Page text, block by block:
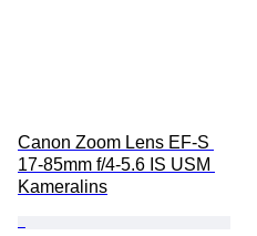
Canon Zoom Lens EF-S
17-85mm f/4-5.6 IS USM
Kameralins